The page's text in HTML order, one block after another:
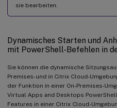
sie bearbeiten.
Dynamisches Starten und
mit PowerShell-Befehlen in
Sie können die dynamische
Premises- und in Citrix Cloud-
der Funktion in einer On-Premises-
Virtual Apps and Desktops
Features in einer Citrix Cloud-